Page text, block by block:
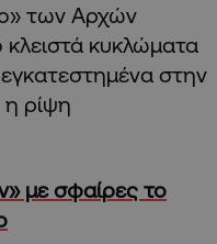
των Αρχών
κλειστά κυκλώματα
στην
ρίψη
με σφαίρες το